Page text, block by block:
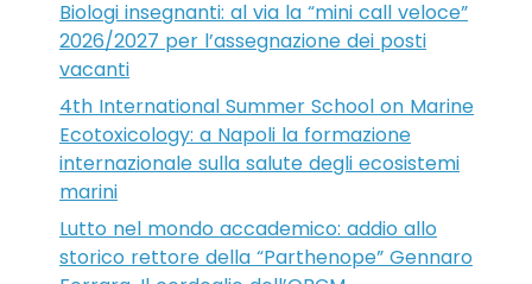
Biologi insegnanti: al via la “mini call veloce”
2026/2027 per l’assegnazione dei posti
vacanti
4th International Summer School on Marine
Ecotoxicology: a Napoli la formazione
internazionale sulla salute degli ecosistemi
marini
Lutto nel mondo accademico: addio allo
storico rettore della “Parthenope” Gennaro